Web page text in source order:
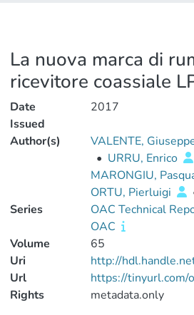
La nuova marca di
ricevitore coassiale
Date
Issued
2017
Author(s) VALENTE,
• URRU, Enrico
MARONGIU,
ORTU, Pierluigi
Series
OAC Technical
OAC
Volume
65
Uri
http://
Url
https://tinyurl.com/
Rights
metadata.only